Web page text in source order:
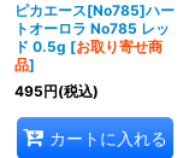
ピカエース[No785]ハー
トオーロラ No785 レッ
ド 0.5g [お取り寄せ商
品]
495円(税込)
カートに入れる